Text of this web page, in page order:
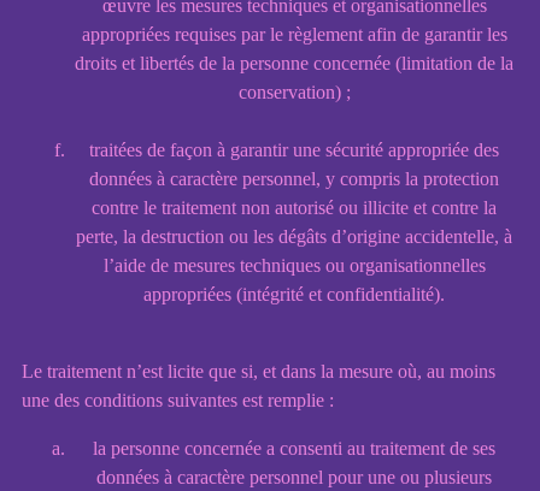
œuvre les mesures techniques et organisationnelles
appropriées requises par le règlement afin de garantir les
droits et libertés de la personne concernée (limitation de la
conservation) ;
traitées de façon à garantir une sécurité appropriée des
données à caractère personnel, y compris la protection
contre le traitement non autorisé ou illicite et contre la
perte, la destruction ou les dégâts d’origine accidentelle, à
l’aide de mesures techniques ou organisationnelles
appropriées (intégrité et confidentialité).
Le traitement n’est licite que si, et dans la mesure où, au moins
une des conditions suivantes est remplie :
la personne concernée a consenti au traitement de ses
données à caractère personnel pour une ou plusieurs